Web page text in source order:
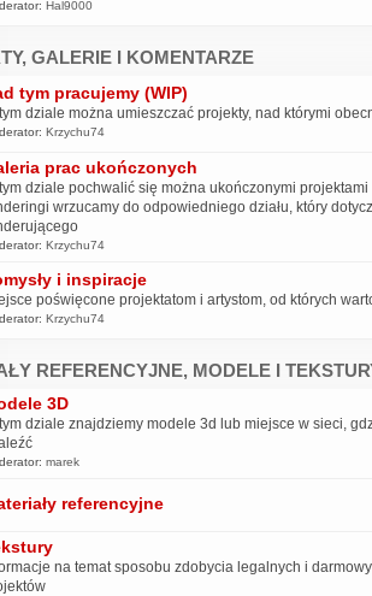
Hal9000
GALERIE I KOMENTARZE
tym pracujemy (WIP)
dziale można umieszczać projekty, nad którymi
Krzychu74
prac ukończonych
dziale pochwalić się można ukończonymi
wrzucamy do odpowiedniego działu, który
Krzychu74
i inspiracje
poświęcone projektatom i artystom, od których
Krzychu74
REFERENCYJNE, MODELE I
3D
dziale znajdziemy modele 3d lub miejsce w sieci,
marek
referencyjne
na temat sposobu zdobycia legalnych i